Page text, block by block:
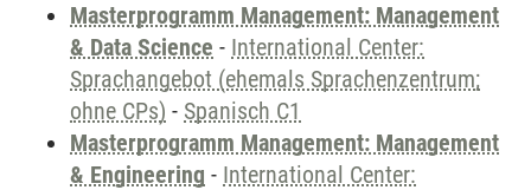
Masterprogramm Management: Management
& Data Science - International Center:
Sprachangebot (ehemals Sprachenzentrum;
ohne CPs) - Spanisch C1
Masterprogramm Management: Management
& Engineering - International Center: